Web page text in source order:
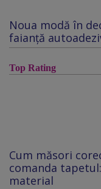
Noua modă în
faianță
Top Rating
Cum măsori
comanda
material